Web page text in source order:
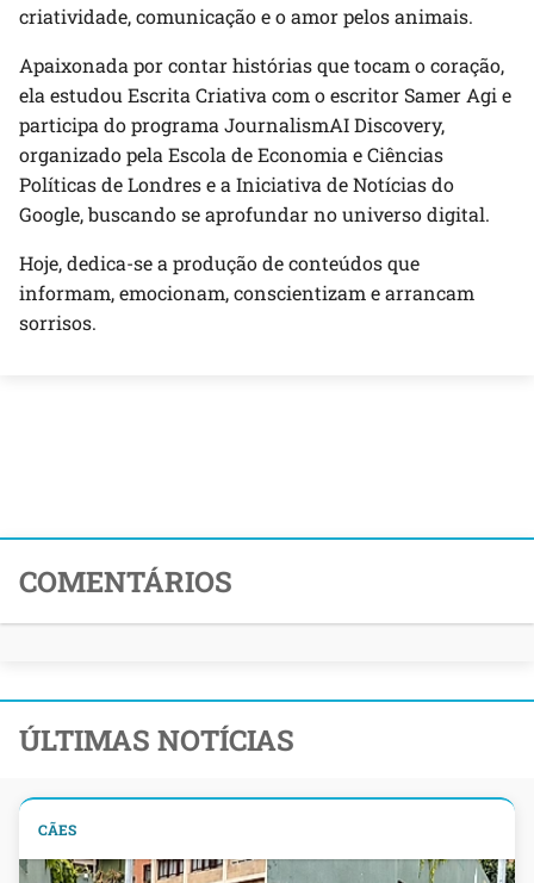
criatividade, comunicação e o amor pelos animais.
Apaixonada por contar histórias que tocam o coração,
ela estudou Escrita Criativa com o escritor Samer Agi e
participa do programa JournalismAI Discovery,
organizado pela Escola de Economia e Ciências
Políticas de Londres e a Iniciativa de Notícias do
Google, buscando se aprofundar no universo digital.
Hoje, dedica-se a produção de conteúdos que
informam, emocionam, conscientizam e arrancam
sorrisos.
COMENTÁRIOS
ÚLTIMAS NOTÍCIAS
CÃES